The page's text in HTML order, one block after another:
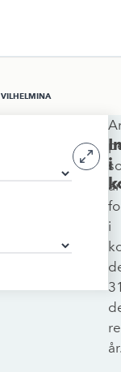
VILHELMINA
i
är
i